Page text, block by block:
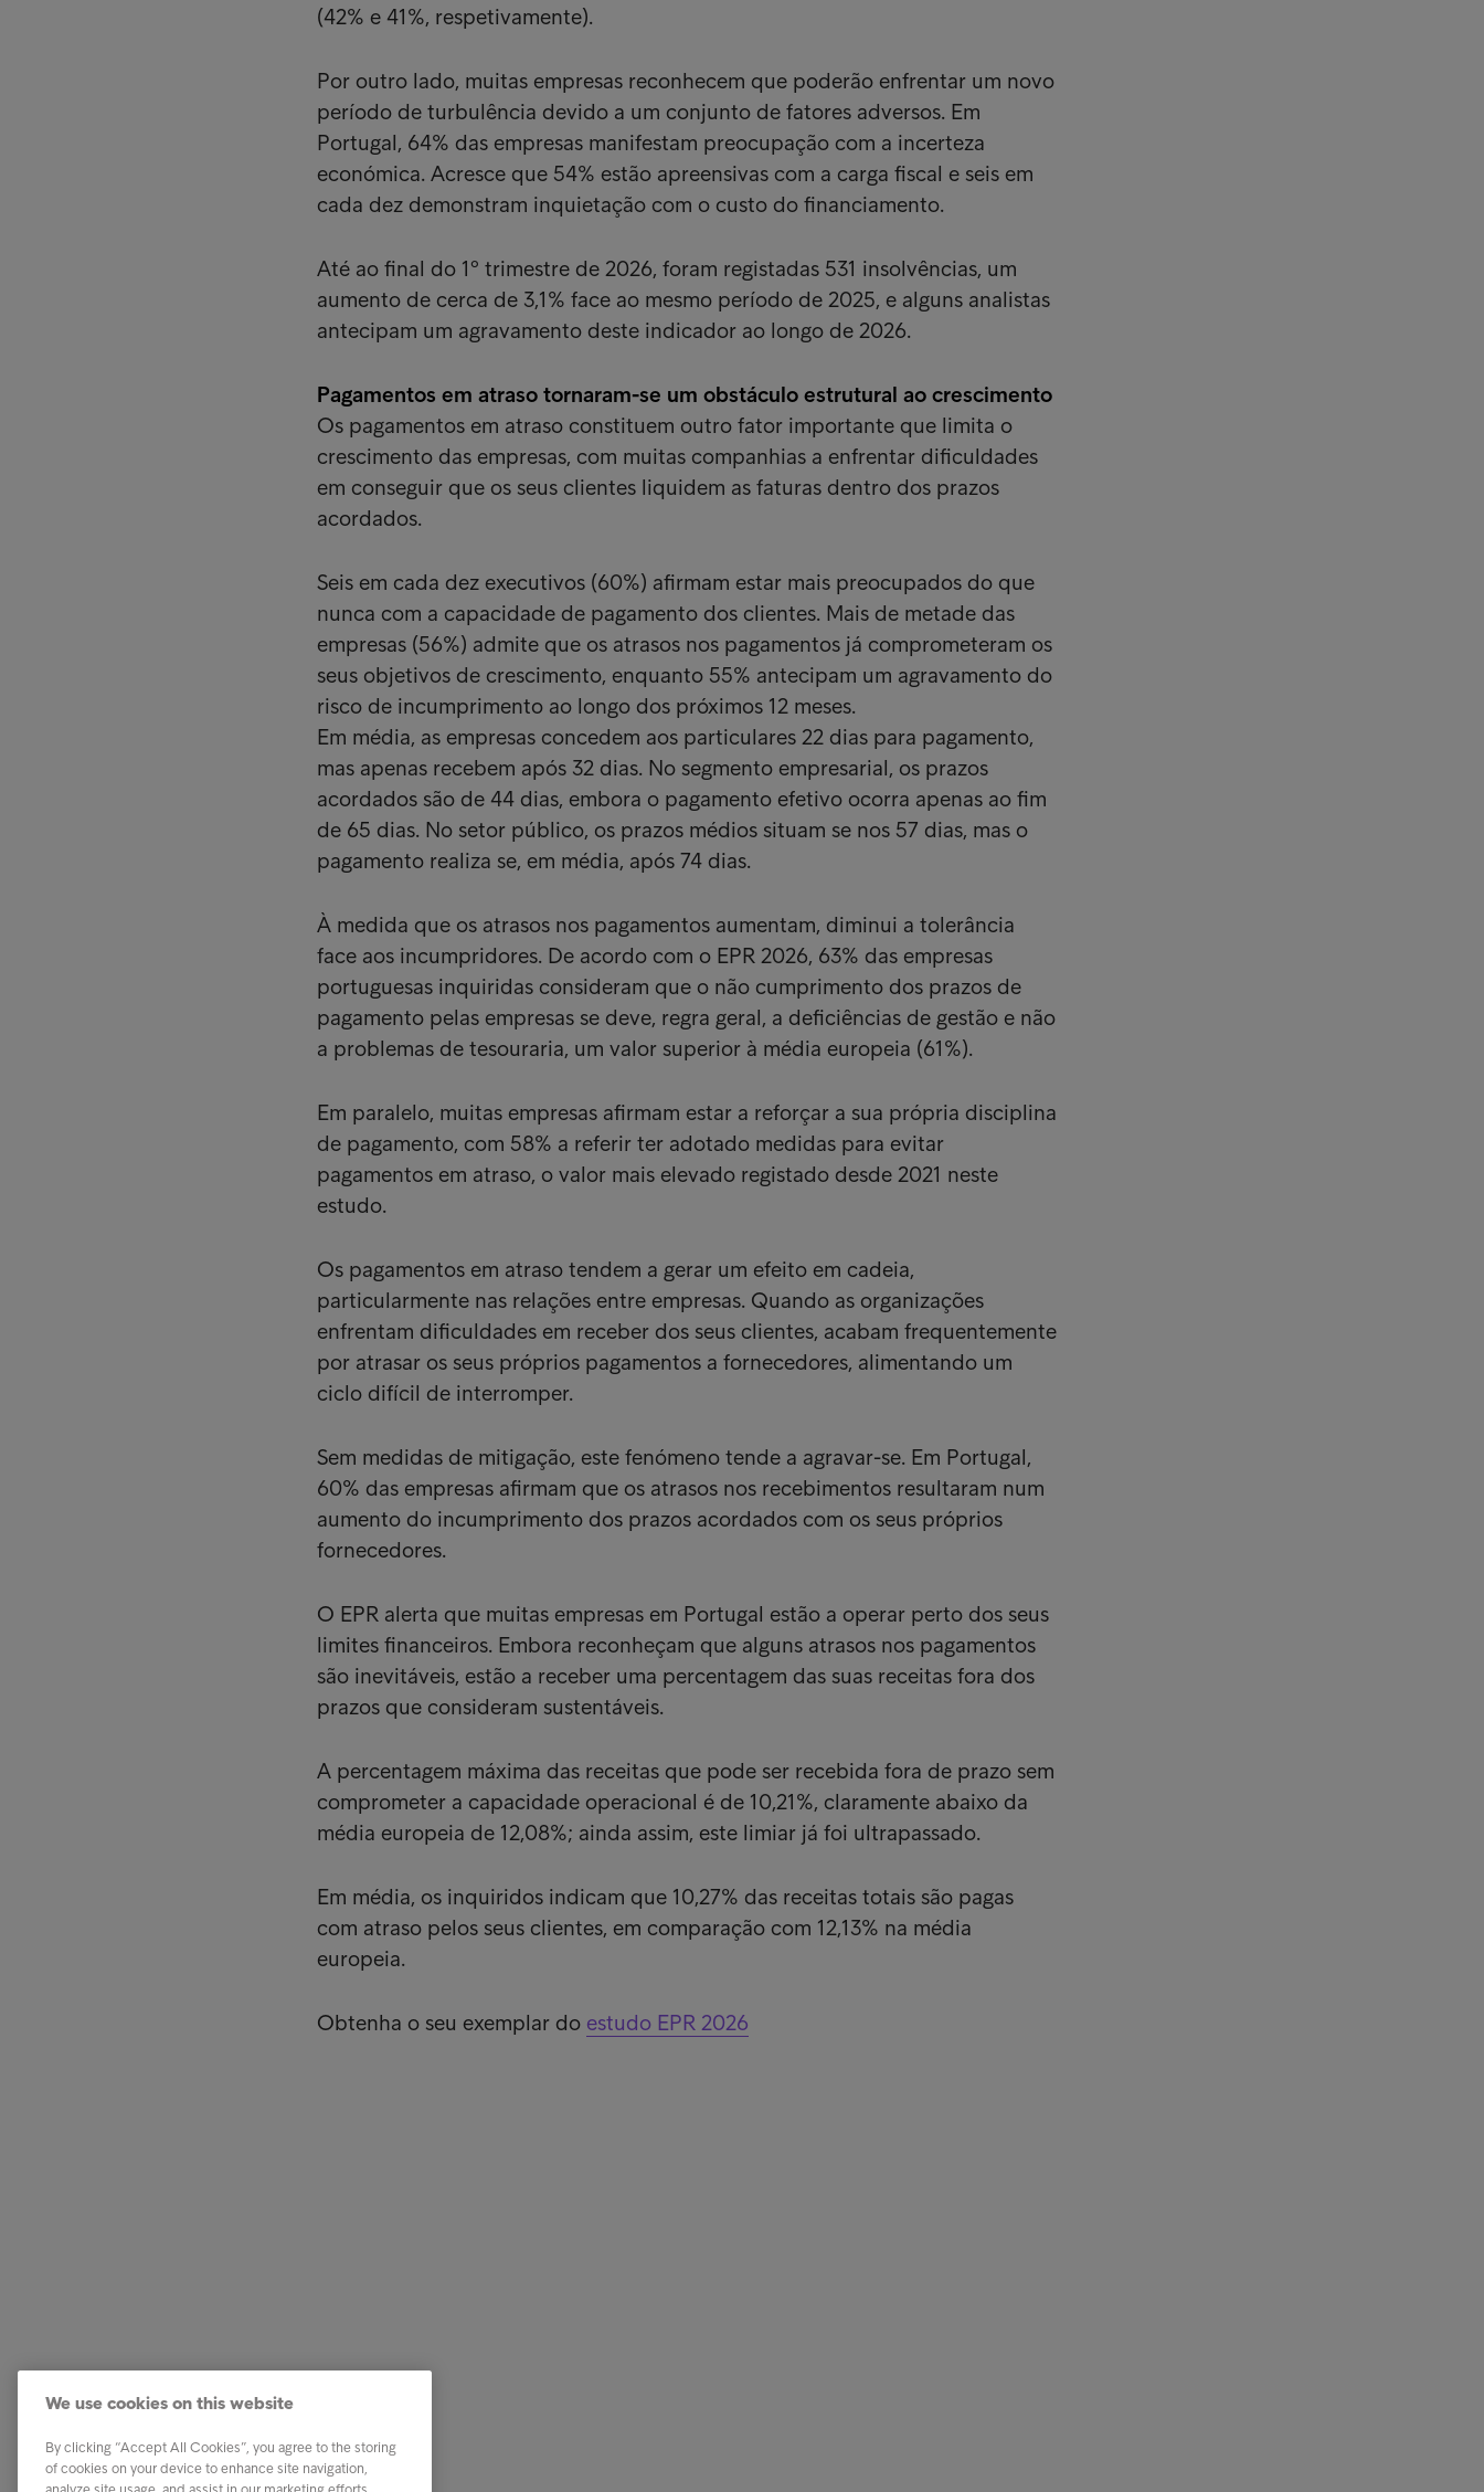
(42% e 41%, respetivamente).
Por outro lado, muitas empresas reconhecem que poderão enfrentar um novo
período de turbulência devido a um conjunto de fatores adversos. Em
Portugal, 64% das empresas manifestam preocupação com a incerteza
económica. Acresce que 54% estão apreensivas com a carga fiscal e seis em
cada dez demonstram inquietação com o custo do financiamento.
Até ao final do 1º trimestre de 2026, foram registadas 531 insolvências, um
aumento de cerca de 3,1% face ao mesmo período de 2025, e alguns analistas
antecipam um agravamento deste indicador ao longo de 2026.
Pagamentos em atraso tornaram-se um obstáculo estrutural ao crescimento
Os pagamentos em atraso constituem outro fator importante que limita o
crescimento das empresas, com muitas companhias a enfrentar dificuldades
em conseguir que os seus clientes liquidem as faturas dentro dos prazos
acordados.
Seis em cada dez executivos (60%) afirmam estar mais preocupados do que
nunca com a capacidade de pagamento dos clientes. Mais de metade das
empresas (56%) admite que os atrasos nos pagamentos já comprometeram os
seus objetivos de crescimento, enquanto 55% antecipam um agravamento do
risco de incumprimento ao longo dos próximos 12 meses.
Em média, as empresas concedem aos particulares 22 dias para pagamento,
mas apenas recebem após 32 dias. No segmento empresarial, os prazos
acordados são de 44 dias, embora o pagamento efetivo ocorra apenas ao fim
de 65 dias. No setor público, os prazos médios situam se nos 57 dias, mas o
pagamento realiza se, em média, após 74 dias.
À medida que os atrasos nos pagamentos aumentam, diminui a tolerância
face aos incumpridores. De acordo com o EPR 2026, 63% das empresas
portuguesas inquiridas consideram que o não cumprimento dos prazos de
pagamento pelas empresas se deve, regra geral, a deficiências de gestão e não
a problemas de tesouraria, um valor superior à média europeia (61%).
Em paralelo, muitas empresas afirmam estar a reforçar a sua própria disciplina
de pagamento, com 58% a referir ter adotado medidas para evitar
pagamentos em atraso, o valor mais elevado registado desde 2021 neste
estudo.
Os pagamentos em atraso tendem a gerar um efeito em cadeia,
particularmente nas relações entre empresas. Quando as organizações
enfrentam dificuldades em receber dos seus clientes, acabam frequentemente
por atrasar os seus próprios pagamentos a fornecedores, alimentando um
ciclo difícil de interromper.
Sem medidas de mitigação, este fenómeno tende a agravar-se. Em Portugal,
60% das empresas afirmam que os atrasos nos recebimentos resultaram num
aumento do incumprimento dos prazos acordados com os seus próprios
fornecedores.
O EPR alerta que muitas empresas em Portugal estão a operar perto dos seus
limites financeiros. Embora reconheçam que alguns atrasos nos pagamentos
são inevitáveis, estão a receber uma percentagem das suas receitas fora dos
prazos que consideram sustentáveis.
A percentagem máxima das receitas que pode ser recebida fora de prazo sem
comprometer a capacidade operacional é de 10,21%, claramente abaixo da
média europeia de 12,08%; ainda assim, este limiar já foi ultrapassado.
Em média, os inquiridos indicam que 10,27% das receitas totais são pagas
com atraso pelos seus clientes, em comparação com 12,13% na média
europeia.
Obtenha o seu exemplar do estudo EPR 2026
Relatórios e Análises
Sobre a Intrum
Contacto
Our locations
Os nossos Parceiros
We use cookies on this website
By clicking “Accept All Cookies”, you agree to the storing
of cookies on your device to enhance site navigation,